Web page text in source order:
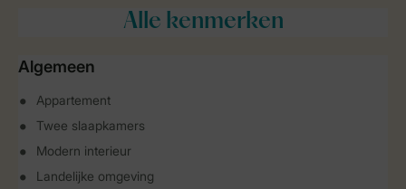
Alle kenmerken
Algemeen
Appartement
Twee slaapkamers
Modern interieur
Landelijke omgeving